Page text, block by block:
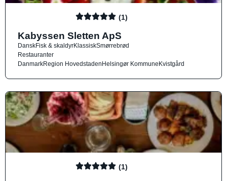
(1)
Kabyssen Sletten ApS
DanskFisk & skaldyrKlassiskSmørrebrød
Restauranter
DanmarkRegion HovedstadenHelsingør KommuneKvistgård
(1)